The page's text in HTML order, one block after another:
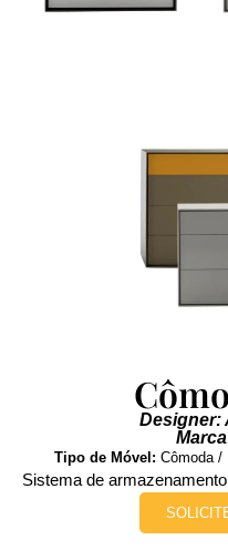
Designer:
Tipo de Móvel: Cômoda /
Sistema de